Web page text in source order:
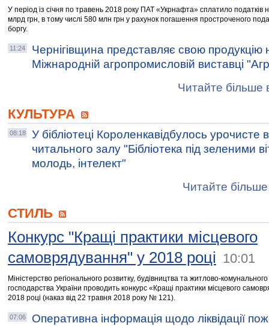
У період із січня по травень 2018 року ПАТ «Укрнафта» сплатило податків
млрд грн, в тому числі 580 млн грн у рахунок погашення простроченого
боргу.
11:24
Чернігівщина представляє свою
Міжнародній агропромисловій виставці
Читайте більше
КУЛЬТУРА
08:18
У бібліотеці Короленкавідбулось урочисте
читального залу "Бібліотека під зеленими
молодь, інтелект"
Читайте більше
СТИЛЬ
Конкурс "Кращі практики місцевого
самоврядування" у 2018 році 10:01
Міністерство регіонального розвитку, будівництва та житлово-комунального
господарства України проводить конкурс «Кращі практики місцевого
2018 році (наказ від 22 травня 2018 року № 121).
07:06
Оперативна інформація щодо ліквідації